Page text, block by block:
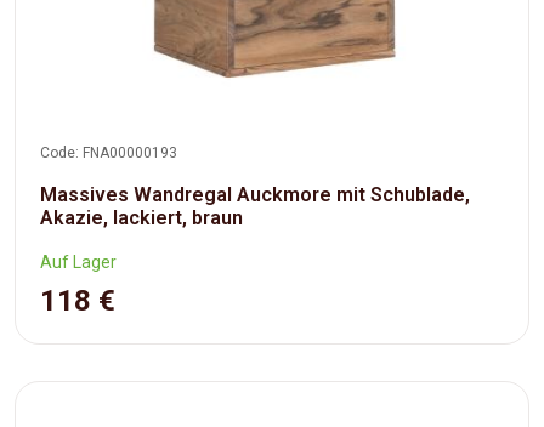
Code: FNA00000193
Massives Wandregal Auckmore mit Schublade,
Akazie, lackiert, braun
Auf Lager
118 €